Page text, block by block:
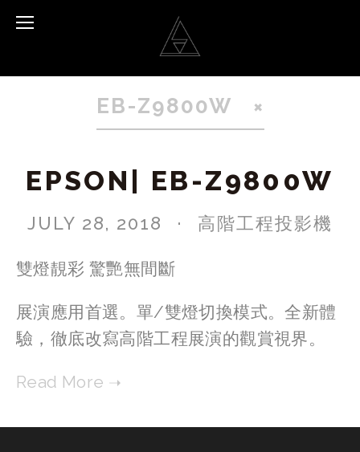
EB-Z9800W
EPSON| EB-Z9800W
JULY 28, 2018 高階工程投影機
雙燈靚彩 驚艷無間斷
展演應用首選。單/雙燈切換模式。全新體
驗，徹底改寫高階工程展演的觀賞視界。